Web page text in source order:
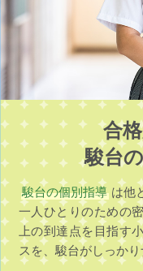
合
駿台
駿台の個別指導 は他
一人ひとりのための
上の到達点を目指す
スを、駿台がしっかり